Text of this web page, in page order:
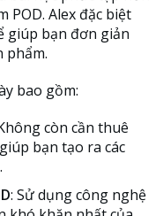
POD. Alex đặc biệt
giúp bạn đơn giản
phẩm.
bao gồm:
còn cần thuê
bạn tạo ra các
: Sử dụng công nghệ